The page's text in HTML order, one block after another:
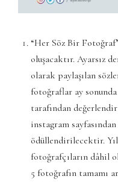
“Her Söz Bir
oluşacaktır. Ayarsız
olarak paylaşılan
fotoğraflar ay
tarafından
instagram
ödüllendirilecektir. Yıl
fotoğrafçıların dâhil
5 fotoğrafın tamamı